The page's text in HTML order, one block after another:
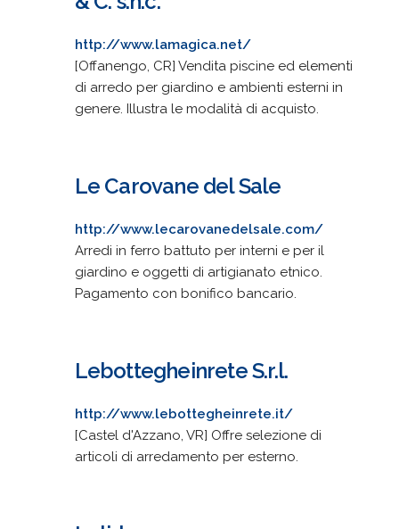
http://www.lamagica.net/
[Offanengo, CR] Vendita piscine ed elementi
di arredo per giardino e ambienti esterni in
genere. Illustra le modalità di acquisto.
Le Carovane del Sale
http://www.lecarovanedelsale.com/
Arredi in ferro battuto per interni e per il
giardino e oggetti di artigianato etnico.
Pagamento con bonifico bancario.
Lebottegheinrete S.r.l.
http://www.lebottegheinrete.it/
[Castel d'Azzano, VR] Offre selezione di
articoli di arredamento per esterno.